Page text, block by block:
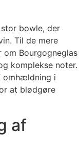
bowle, der
Til de mere
om Bourgogneglas
komplekse noter.
omhældning i
at blødgøre
af